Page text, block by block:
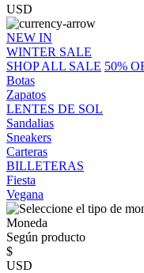
USD
NEW IN
WINTER SALE
SHOP ALL SALE 50%
Botas
Zapatos
LENTES DE SOL
Sandalias
Sneakers
Carteras
BILLETERAS
Fiesta
Vegana
Moneda
Según producto
$
USD